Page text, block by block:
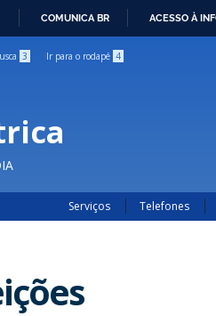
COMUNICA BR ACESSO À
3 Ir para o rodapé 4
Serviços Telefones